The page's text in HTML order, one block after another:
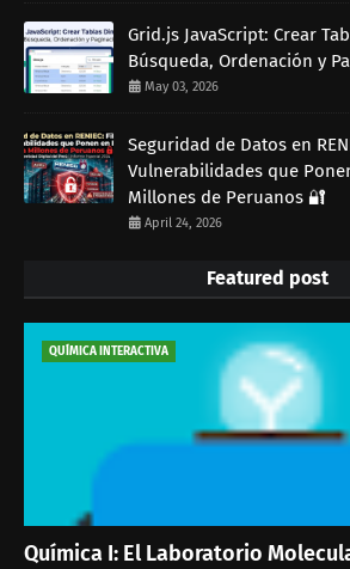
Grid.js JavaScript: Crear
Búsqueda, Ordenación y
May 03, 2026
Seguridad de Datos en
Vulnerabilidades que
Millones de Peruanos 🔐
April 24, 2026
Featured post
QUÍMICA INTERACTIVA
Química I: El Laboratorio